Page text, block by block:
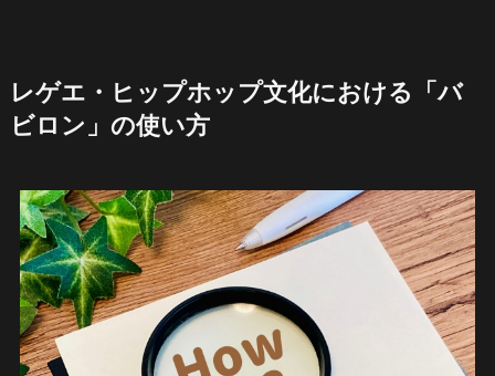
レゲエ・ヒップホップ文化における「バ
ビロン」の使い方